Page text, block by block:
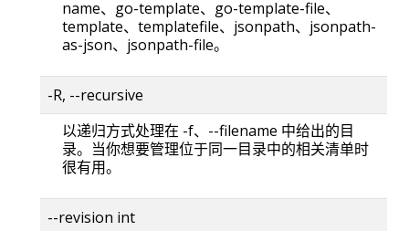
name、go-template、go-template-file、
template、templatefile、jsonpath、jsonpath-
as-json、jsonpath-file。
-R, --recursive
以递归方式处理在 -f、--filename 中给出的目
录。当你想要管理位于同一目录中的相关清单时
很有用。
--revision int